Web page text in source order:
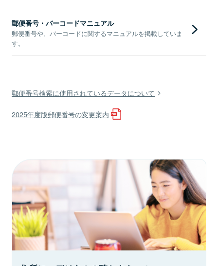
郵便番号・バーコードマニュアル
郵便番号や、バーコードに関するマニュアルを掲載していま
す。
郵便番号検索に使用されているデータについて
2025年度版郵便番号の変更案内